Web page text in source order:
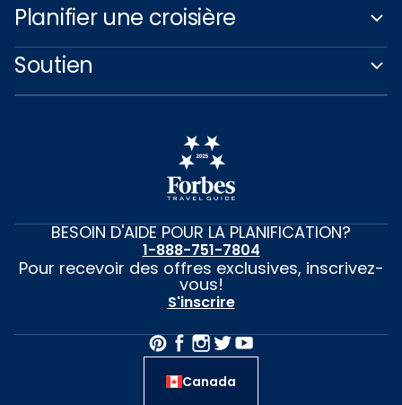
Planifier une croisière
Soutien
BESOIN D'AIDE POUR LA PLANIFICATION?
1-888-751-7804
Pour recevoir des offres exclusives, inscrivez-
vous!
S'inscrire
Canada